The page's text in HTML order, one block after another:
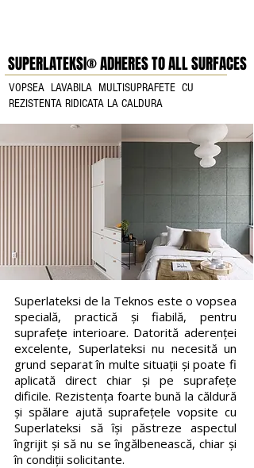
SUPERLATEKSI® ADHERES TO ALL SURFACES
VOPSEA LAVABILA MULTISUPRAFETE CU
REZISTENTA RIDICATA LA CALDURA
Superlateksi de la Teknos este o vopsea
specială, practică și fiabilă, pentru
suprafețe interioare. Datorită aderenței
excelente, Superlateksi nu necesită un
grund separat în multe situații și poate fi
aplicată direct chiar și pe suprafețe
dificile. Rezistența foarte bună la căldură
și spălare ajută suprafețele vopsite cu
Superlateksi să își păstreze aspectul
îngrijit și să nu se îngălbenească, chiar și
în condiții solicitante.